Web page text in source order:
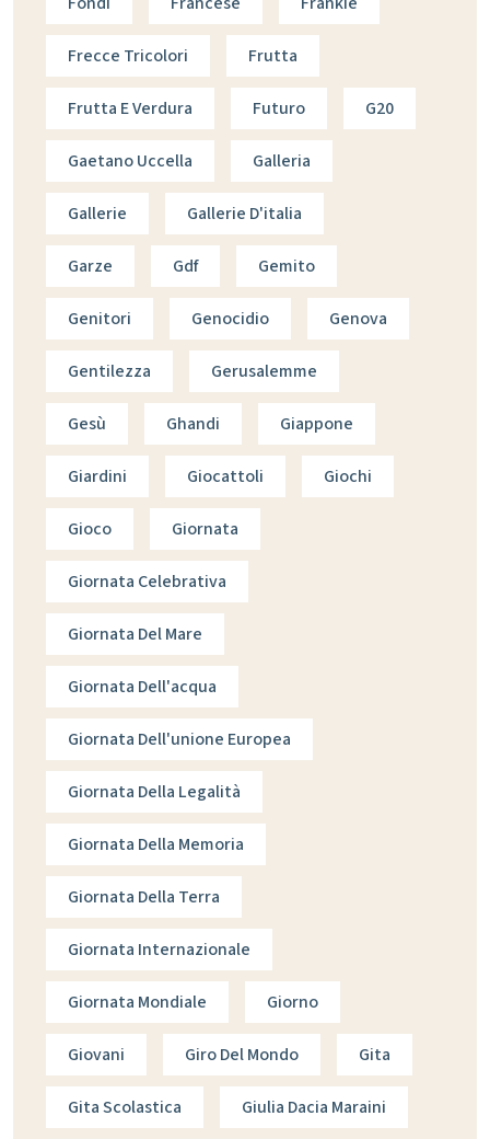
Frecce Tricolori Frutta
Frutta E Verdura Futuro G20
Gaetano Uccella Galleria
Gallerie Gallerie D'italia
Garze Gdf Gemito
Genitori Genocidio Genova
Gentilezza Gerusalemme
Gesù Ghandi Giappone
Giardini Giocattoli Giochi
Gioco Giornata
Giornata Celebrativa
Giornata Del Mare
Giornata Dell'acqua
Giornata Dell'unione Europea
Giornata Della Legalità
Giornata Della Memoria
Giornata Della Terra
Giornata Internazionale
Giornata Mondiale Giorno
Giovani Giro Del Mondo Gita
Gita Scolastica Giulia Dacia Maraini